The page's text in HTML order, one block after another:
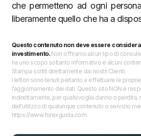
che permetteno ad ogni
liberamente quello che ha a
Questo contenuto non deve essere
investimento.Non offriamo alcun tipo di
ha uno scopo soltanto informativo e alcuni
Stampa scritti direttamente dai nostri Clienti.
I lettori sono tenuti pertanto a effettuare le
l’aggiornamento dei dati. Questo sito NON è
indirettamente, per qualsivoglia danno o perdita,
dall'utilizzo di qualunque contenuto o servizio
https://www.forexguida.com.